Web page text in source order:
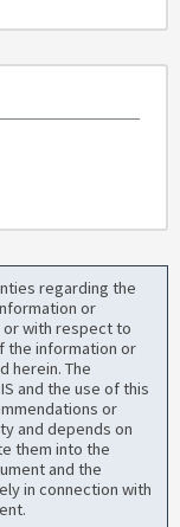
regarding the
or
with respect to
the information or
herein. The
and the use of this
or
and depends on
them into the
and the
in connection with